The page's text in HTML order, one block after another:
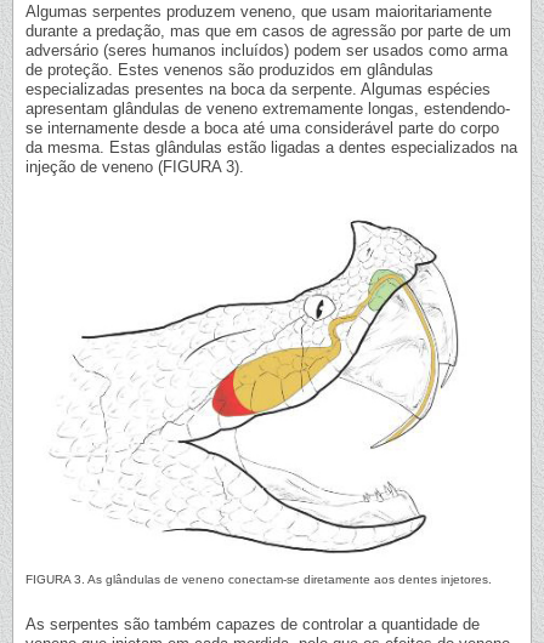
Algumas serpentes produzem veneno, que usam maioritariamente
durante a predação, mas que em casos de agressão por parte de um
adversário (seres humanos incluídos) podem ser usados como arma
de proteção. Estes venenos são produzidos em glândulas
especializadas presentes na boca da serpente. Algumas espécies
apresentam glândulas de veneno extremamente longas, estendendo-
se internamente desde a boca até uma considerável parte do corpo
da mesma. Estas glândulas estão ligadas a dentes especializados na
injeção de veneno (FIGURA 3).
FIGURA 3. As glândulas de veneno conectam-se diretamente aos dentes injetores.
As serpentes são também capazes de controlar a quantidade de